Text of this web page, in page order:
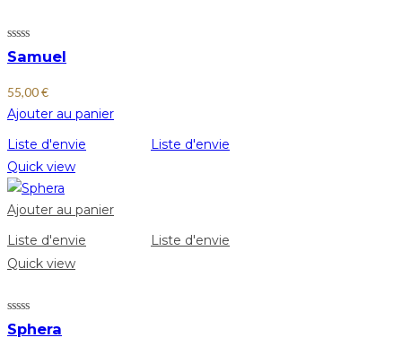
Samuel
55,00€
Ajouter au panier
Liste d'envie
Liste d'envie
Quick view
Ajouter au panier
Liste d'envie
Liste d'envie
Quick view
Sphera